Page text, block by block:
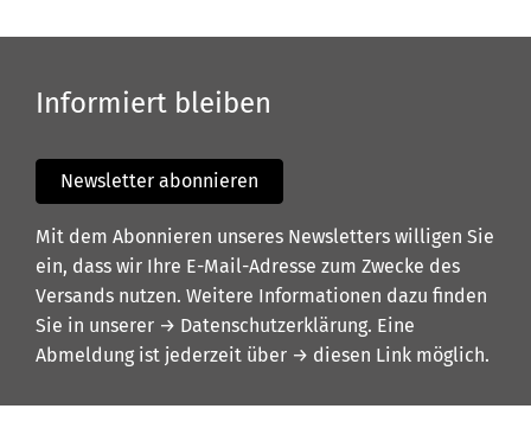
Informiert bleiben
Newsletter abonnieren
Mit dem Abonnieren unseres Newsletters willigen Sie
ein, dass wir Ihre E-Mail-Adresse zum Zwecke des
Versands nutzen. Weitere Informationen dazu finden
Sie in unserer → Datenschutzerklärung. Eine
Abmeldung ist jederzeit über → diesen Link möglich.